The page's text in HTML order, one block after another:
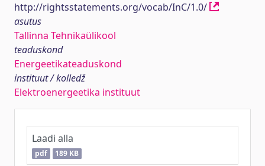
http://rightsstatements.org/vocab/InC/1.0/
asutus
Tallinna Tehnikaülikool
teaduskond
Energeetikateaduskond
instituut / kolledž
Elektroenergeetika instituut
Laadi alla
pdf 189 KB